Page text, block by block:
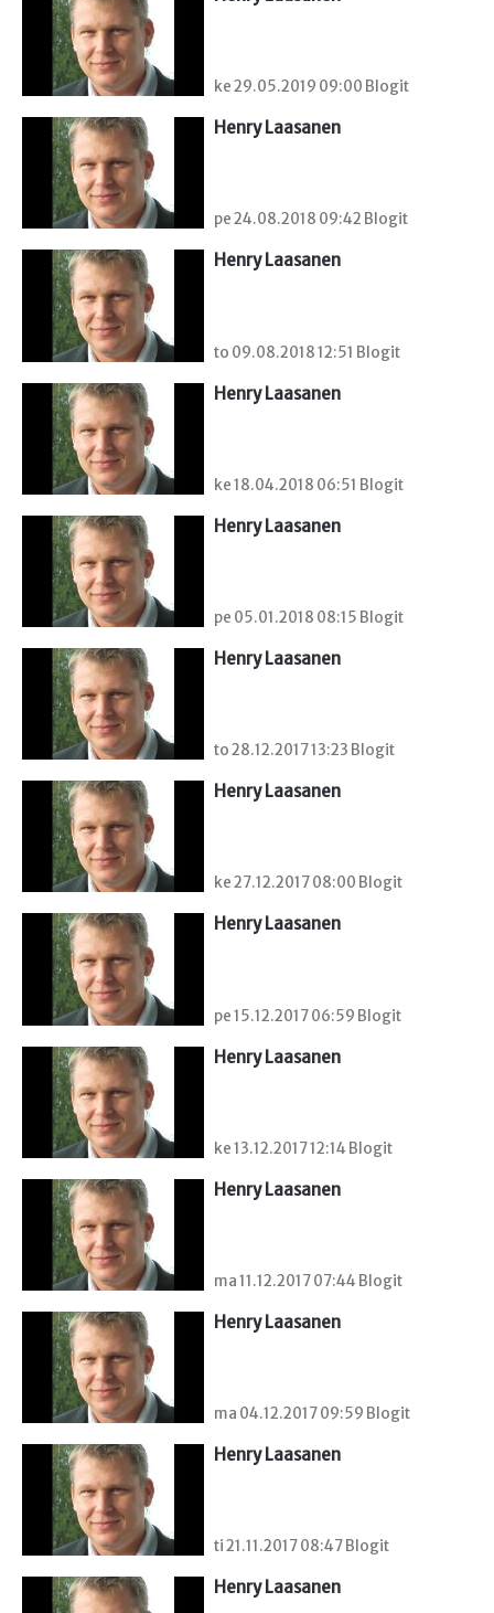
ke 29.05.2019 09:00 Blogit
Henry Laasanen
pe 24.08.2018 09:42 Blogit
Henry Laasanen
to 09.08.2018 12:51 Blogit
Henry Laasanen
ke 18.04.2018 06:51 Blogit
Henry Laasanen
pe 05.01.2018 08:15 Blogit
Henry Laasanen
to 28.12.2017 13:23 Blogit
Henry Laasanen
ke 27.12.2017 08:00 Blogit
Henry Laasanen
pe 15.12.2017 06:59 Blogit
Henry Laasanen
ke 13.12.2017 12:14 Blogit
Henry Laasanen
ma 11.12.2017 07:44 Blogit
Henry Laasanen
ma 04.12.2017 09:59 Blogit
Henry Laasanen
ti 21.11.2017 08:47 Blogit
Henry Laasanen